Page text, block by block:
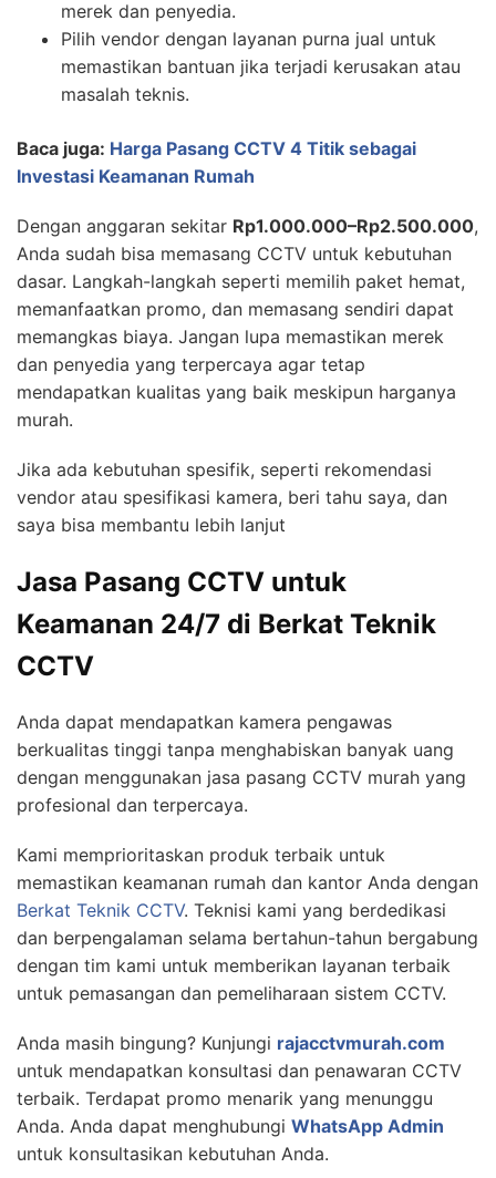
merek dan penyedia.
Pilih vendor dengan layanan purna jual untuk
memastikan bantuan jika terjadi kerusakan atau
masalah teknis.
Baca juga: Harga Pasang CCTV 4 Titik sebagai
Investasi Keamanan Rumah
Dengan anggaran sekitar Rp1.000.000–Rp2.500.000,
Anda sudah bisa memasang CCTV untuk kebutuhan
dasar. Langkah-langkah seperti memilih paket hemat,
memanfaatkan promo, dan memasang sendiri dapat
memangkas biaya. Jangan lupa memastikan merek
dan penyedia yang terpercaya agar tetap
mendapatkan kualitas yang baik meskipun harganya
murah.
Jika ada kebutuhan spesifik, seperti rekomendasi
vendor atau spesifikasi kamera, beri tahu saya, dan
saya bisa membantu lebih lanjut
Jasa Pasang CCTV untuk
Keamanan 24/7 di Berkat Teknik
CCTV
Anda dapat mendapatkan kamera pengawas
berkualitas tinggi tanpa menghabiskan banyak uang
dengan menggunakan jasa pasang CCTV murah yang
profesional dan terpercaya.
Kami memprioritaskan produk terbaik untuk
memastikan keamanan rumah dan kantor Anda dengan
Berkat Teknik CCTV. Teknisi kami yang berdedikasi
dan berpengalaman selama bertahun-tahun bergabung
dengan tim kami untuk memberikan layanan terbaik
untuk pemasangan dan pemeliharaan sistem CCTV.
Anda masih bingung? Kunjungi rajacctvmurah.com
untuk mendapatkan konsultasi dan penawaran CCTV
terbaik. Terdapat promo menarik yang menunggu
Anda. Anda dapat menghubungi WhatsApp Admin
untuk konsultasikan kebutuhan Anda.